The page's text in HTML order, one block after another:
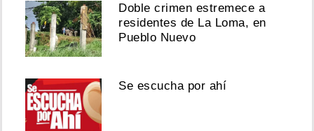
Doble crimen estremece a
residentes de La Loma, en
Pueblo Nuevo
Se escucha por ahí